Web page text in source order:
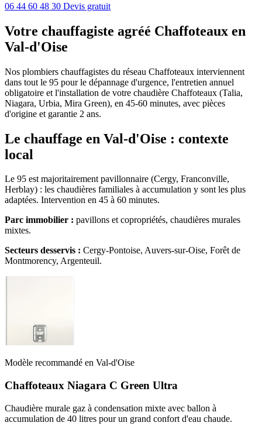
06 44 60 48 30 Devis gratuit
Votre chauffagiste agréé Chaffoteaux en
Val-d'Oise
Nos plombiers chauffagistes du réseau Chaffoteaux interviennent
dans tout le 95 pour le dépannage d'urgence, l'entretien annuel
obligatoire et l'installation de votre chaudière Chaffoteaux (Talia,
Niagara, Urbia, Mira Green), en 45-60 minutes, avec pièces
d'origine et garantie 2 ans.
Le chauffage en Val-d'Oise : contexte
local
Le 95 est majoritairement pavillonnaire (Cergy, Franconville,
Herblay) : les chaudières familiales à accumulation y sont les plus
adaptées. Intervention en 45 à 60 minutes.
Parc immobilier : pavillons et copropriétés, chaudières murales
mixtes.
Secteurs desservis : Cergy-Pontoise, Auvers-sur-Oise, Forêt de
Montmorency, Argenteuil.
Modèle recommandé en Val-d'Oise
Chaffoteaux Niagara C Green Ultra
Chaudière murale gaz à condensation mixte avec ballon à
accumulation de 40 litres pour un grand confort d'eau chaude.